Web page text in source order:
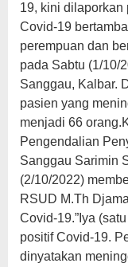
19, kini
Covid-19
perempuan dan
pada Sabtu (1/10/
Sanggau, Kalbar.
pasien yang
menjadi 66
Pengendalian
Sanggau Sarimin
(2/10/2022)
RSUD M.Th
Covid-19.”Iya
positif Covid-19.
dinyatakan